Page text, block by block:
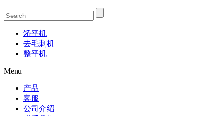
矫平机
去毛刺机
整平机
Menu
产品
客服
公司介绍